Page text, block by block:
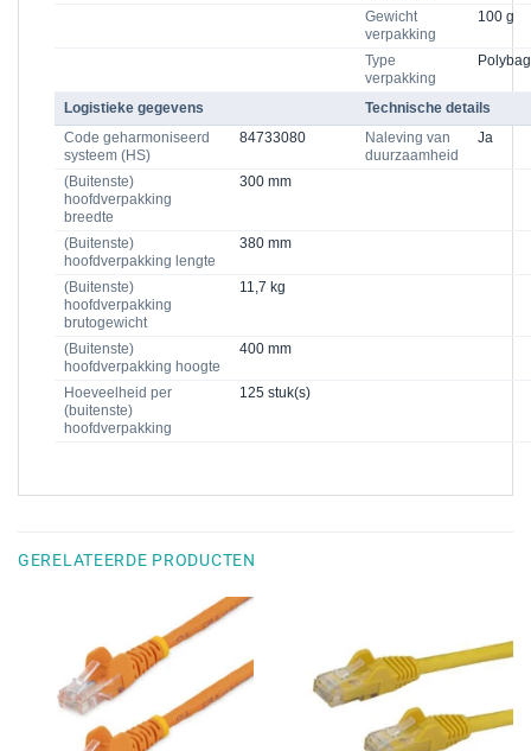
Gewicht
verpakking
100 g
Type
verpakking
Polybag
Logistieke gegevens
Technische details
Code geharmoniseerd
systeem (HS)
84733080
Naleving van
duurzaamheid
Ja
(Buitenste)
hoofdverpakking
breedte
300 mm
(Buitenste)
hoofdverpakking lengte
380 mm
(Buitenste)
hoofdverpakking
brutogewicht
11,7 kg
(Buitenste)
hoofdverpakking hoogte
400 mm
Hoeveelheid per
(buitenste)
hoofdverpakking
125 stuk(s)
GERELATEERDE PRODUCTEN